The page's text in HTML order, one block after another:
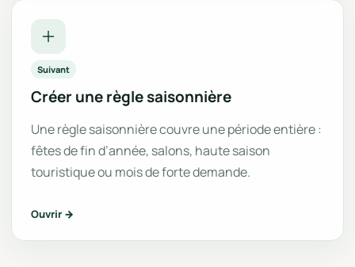
Suivant
Créer une règle saisonnière
Une règle saisonnière couvre une période entière :
fêtes de fin d’année, salons, haute saison
touristique ou mois de forte demande.
Ouvrir →